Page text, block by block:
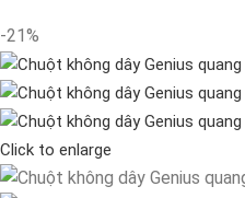
-21%
Click to enlarge